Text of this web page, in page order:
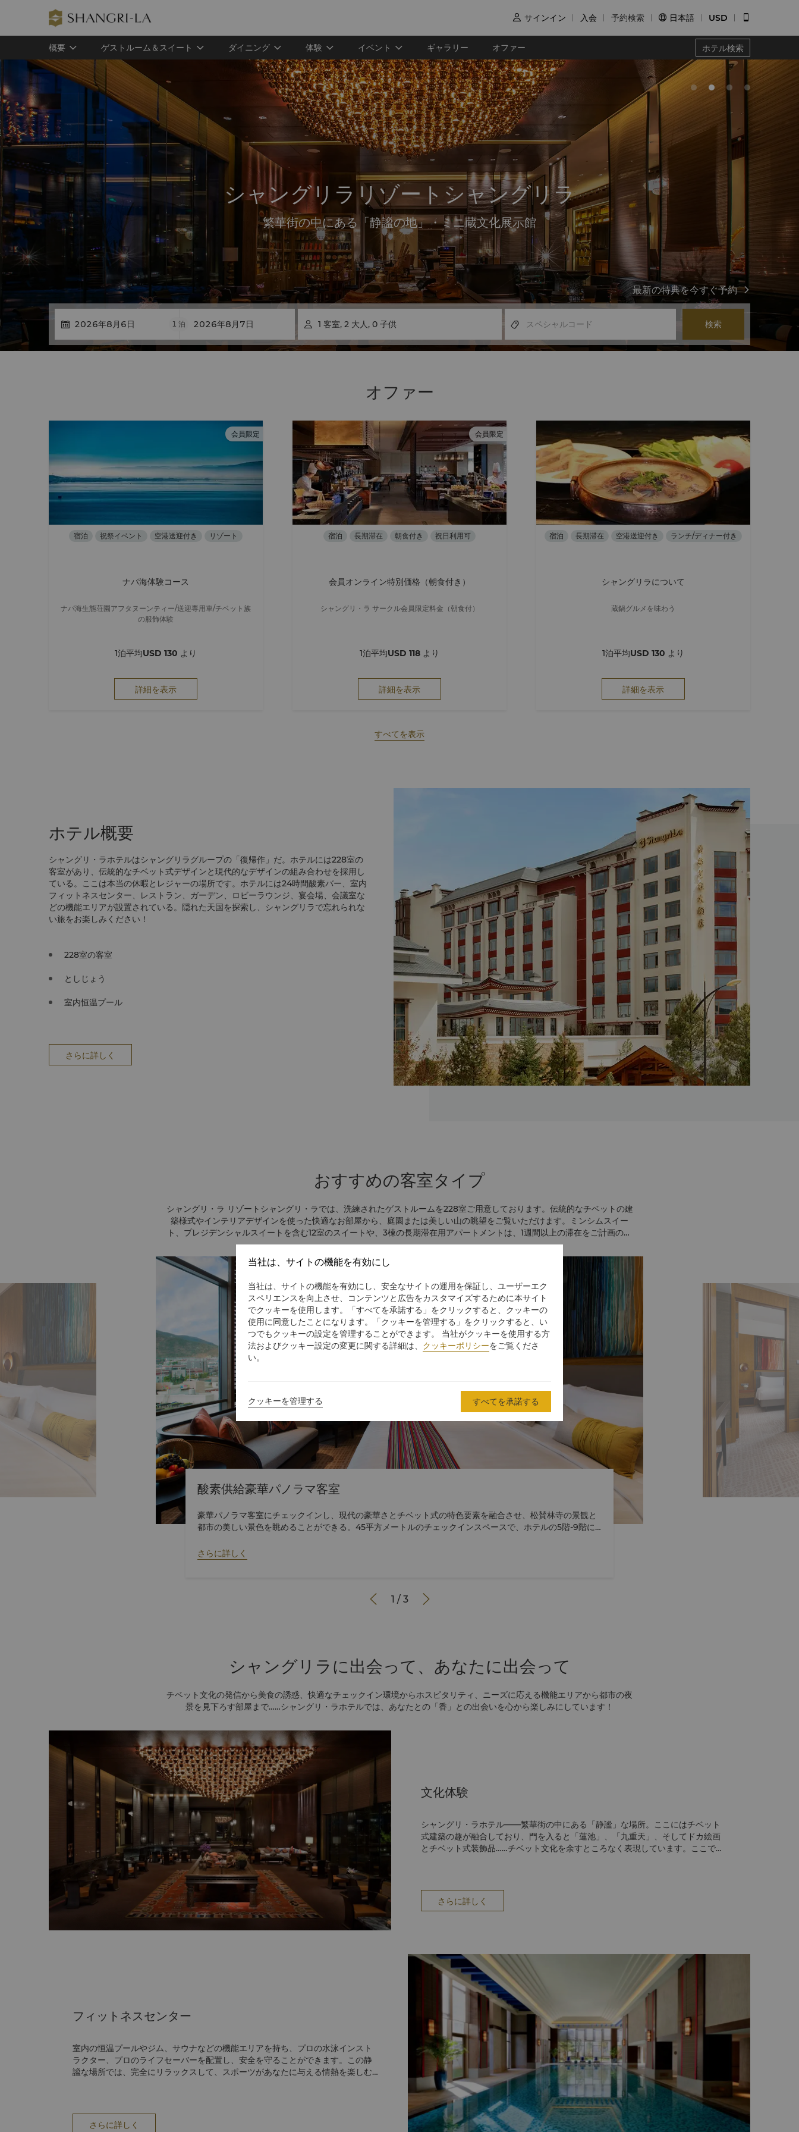
 サインイン 入会 予約検索  日本語 USD
概要 ゲストルーム＆スイート ダイニング 体験 イベント ギャラリー オファー ホテル検索
シャングリラリゾートシャングリラ
繁華街の中にある「静謐の地」・ミニ蔵文化展示館
最新の特典を今すぐ予約
1 泊  1 客室, 2 大人 , 0 子供 検索
オファー
会員限定
宿泊 祝祭イベント 空港送迎付き リゾート
ナパ海体験コース
ナパ海生態荘園アフタヌーンティー/送迎専用車/チベット族
の服飾体験
1泊平均USD 130 より
詳細を表示
会員限定
宿泊 長期滞在 朝食付き 祝日利用可
会員オンライン特別価格（朝食付き）
シャングリ・ラ サークル会員限定料金（朝食付）
1泊平均USD 118 より
詳細を表示
宿泊 長期滞在 空港送迎付き ランチ/ディナー付き
シャングリラについて
蔵鍋グルメを味わう
1泊平均USD 130 より
詳細を表示
すべてを表示
ホテル概要
シャングリ・ラホテルはシャングリラグループの「復帰作」だ。ホテルには228室の
客室があり、伝統的なチベット式デザインと現代的なデザインの組み合わせを採用し
ている。ここは本当の休暇とレジャーの場所です。ホテルには24時間酸素バー、室内
フィットネスセンター、レストラン、ガーデン、ロビーラウンジ、宴会場、会議室な
どの機能エリアが設置されている。隠れた天国を探索し、シャングリラで忘れられな
い旅をお楽しみください！
228室の客室
としじょう
室内恒温プール
さらに詳しく
おすすめの客室タイプ
シャングリ・ラ リゾートシャングリ・ラでは、洗練されたゲストルームを228室ご用意しております。伝統的なチベットの建
築様式やインテリアデザインを使った快適なお部屋から、庭園または美しい山の眺望をご覧いただけます。ミンシムスイー
ト、プレジデンシャルスイートを含む12室のスイートや、3棟の長期滞在用アパートメントは、1週間以上の滞在をご計画のお
客様に最適です。
酸素供給豪華パノラマ客室
豪華パノラマ客室にチェックインし、現代の豪華さとチベット式の特色要素を融合させ、松賛林寺の景観と
都市の美しい景色を眺めることができる。45平方メートルのチェックインスペースで、ホテルの5階-9階に
さらに詳しく
 1 /3 
シャングリラに出会って、あなたに出会って
チベット文化の発信から美食の誘惑、快適なチェックイン環境からホスピタリティ、ニーズに応える機能エリアから都市の夜
景を見下ろす部屋まで……シャングリ・ラホテルでは、あなたとの「香」との出会いを心から楽しみにしています！
文化体験
シャングリ・ラホテル――繁華街の中にある「静謐」な場所。ここにはチベット
式建築の趣が融合しており、門を入ると「蓮池」、「九重天」、そしてドカ絵画
とチベット式装飾品……チベット文化を余すところなく表現しています。ここで
さらに詳しく
フィットネスセンター
室内の恒温プールやジム、サウナなどの機能エリアを持ち、プロの水泳インスト
ラクター、プロのライフセーバーを配置し、安全を守ることができます。この静
謐な場所では、完全にリラックスして、スポーツがあなたに与える情熱を楽しむ
さらに詳しく
当社は、サイトの機能を有効にし
当社は、サイトの機能を有効にし、安全なサイトの運用を保証し、ユーザーエク
スペリエンスを向上させ、コンテンツと広告をカスタマイズするために本サイト
でクッキーを使用します。「すべてを承諾する」をクリックすると、クッキーの
使用に同意したことになります。「クッキーを管理する」をクリックすると、い
つでもクッキーの設定を管理することができます。 当社がクッキーを使用する方
法およびクッキー設定の変更に関する詳細は、 クッキーポリシーをご覧くださ
い。
クッキーを管理する すべてを承諾する